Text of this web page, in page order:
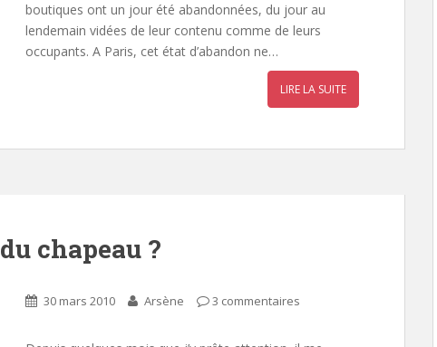
boutiques ont un jour été abandonnées, du jour au
lendemain vidées de leur contenu comme de leurs
occupants. A Paris, cet état d’abandon ne…
LIRE LA SUITE
chapeau ?
30 mars 2010 Arsène 3 commentaires